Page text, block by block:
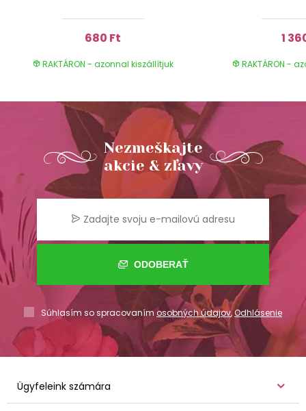
680 Ft
RAKTÁRON - azonnal kiszállítjuk
1
RAKTÁRON -
Nezmeškajte
akcie & zľavy
ODOBERAŤ
Súhlasím so spracovaním osobných údajov,Odhlásenie
Ügyfeleink számára